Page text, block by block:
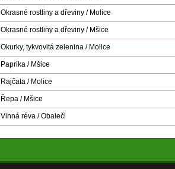
Okrasné rostliny a dřeviny / Molice
Okrasné rostliny a dřeviny / Mšice
Okurky, tykvovitá zelenina / Molice
Paprika / Mšice
Rajčata / Molice
Řepa / Mšice
Vinná réva / Obaleči